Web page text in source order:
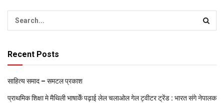
Recent Posts
साहित्य समाद – समटल प्रकाश
प्राथमिक शि‍क्षा मे मैथि‍ली भाषाकेँ पढ़ाई लेल चलाओल गेल ट्वीटर ट्रेंड : भारत संगे नेपालक